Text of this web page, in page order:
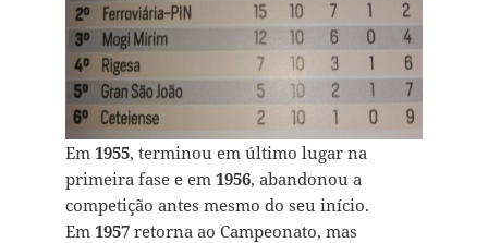
Em 1955, terminou em último lugar na
primeira fase e em 1956, abandonou a
competição antes mesmo do seu início.
Em 1957retorna ao Campeonato, mas